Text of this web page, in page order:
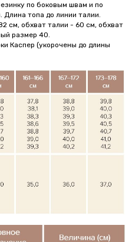
по боковым швам и по
Длина топа до линии талии.
см, обхват талии - 60 см, обхват
размер 40.
Каспер (укорочены до длины